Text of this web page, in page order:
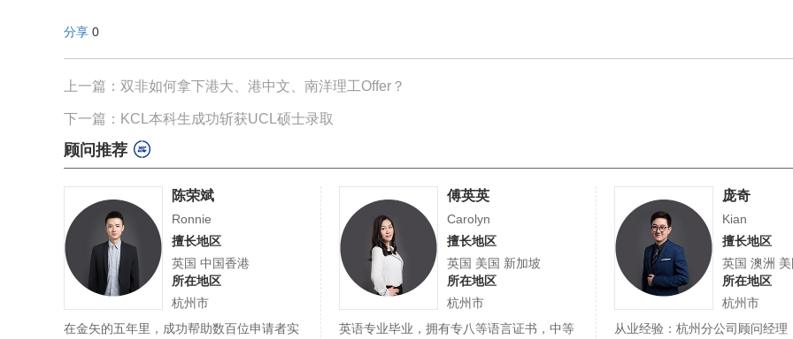
分享 0
上一篇：双非如何拿下港大、港中文、南洋理工Offer？
下一篇：KCL本科生成功斩获UCL硕士录取
顾问推荐
陈荣斌
Ronnie
擅长地区
英国 中国香港
所在地区
杭州市
在金矢的五年里，成功帮助数百位申请者实
傅英英
Carolyn
擅长地区
英国 美国 新加坡
所在地区
杭州市
英语专业毕业，拥有专八等语言证书，中等
庞奇
Kian
擅长地区
英国 澳洲
所在地区
杭州市
从业经验：杭州分公司顾问经理